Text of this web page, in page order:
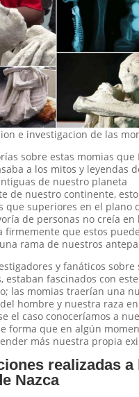
e investigacion de las
sobre estas momias que
a los mitos y leyendas
de nuestro planeta
de nuestro continente,
que superiores en el plano
de personas no creía en
firmemente que estos
rama de nuestros
y fanáticos sobre
estaban fascinados con
las momias traerían una
hombre y nuestra raza
el caso conoceríamos a
forma que en algún
más nuestra propia
realizadas a
Nazca